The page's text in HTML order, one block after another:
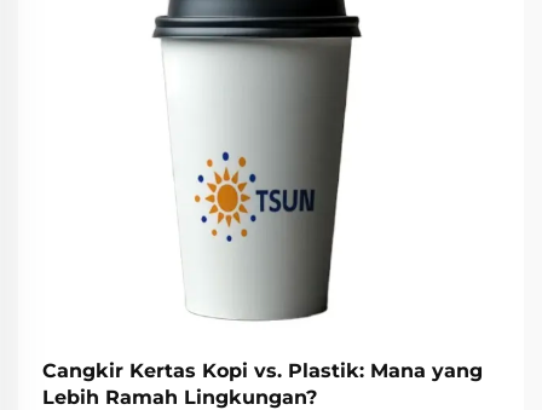
Cangkir Kertas Kopi vs. Plastik: Mana yang
Lebih Ramah Lingkungan?